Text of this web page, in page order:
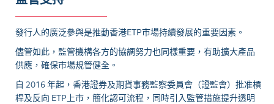
發行人的廣泛參與是推動香港ETP市場持續發展的重要因素。
儘管如此，監管機構各方的協調努力也同樣重要，有助擴大產品
供應，確保市場規管健全。
自 2016 年起，香港證券及期貨事務監察委員會（證監會）批准槓
桿及反向 ETP上市，簡化認可流程，同時引入監管措施提升透明